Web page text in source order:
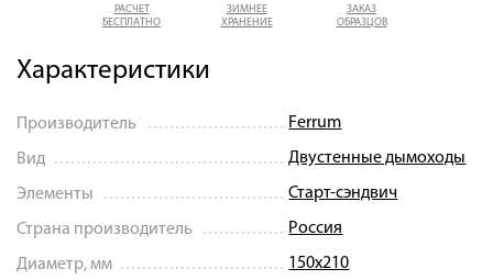
РАСЧЕТ
БЕСПЛАТНО
ЗИМНЕЕ
ХРАНЕНИЕ
ЗАКАЗ
ОБРАЗЦОВ
Характеристики
Производитель Ferrum
Вид Двустенные дымоходы
Элементы Старт-сэндвич
Страна производитель Россия
Диаметр, мм 150х210